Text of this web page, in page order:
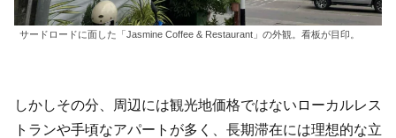
サードロードに面した「Jasmine Coffee & Restaurant」の外観。看板が目印。
しかしその分、周辺には観光地価格ではないローカルレス
トランや手頃なアパートが多く、長期滞在には理想的な立